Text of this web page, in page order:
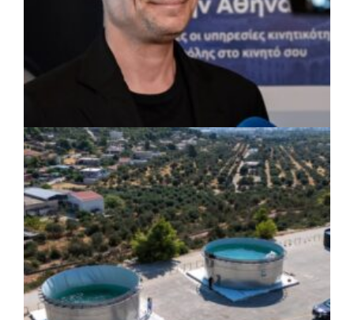
ΡΕΠΟΡΤΑΖ | 07/08/2026 · 17:27
Ο Δούκας για έργα, καθαριότητα και τη
μάχη των επόμενων εκλογών: «Η καλύτερη
μου να κατέβει ο Μπακογιάννης»